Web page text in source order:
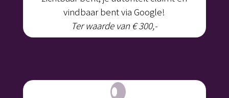
vindbaar bent via Google!
Ter waarde van € 300,-